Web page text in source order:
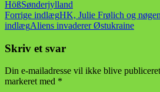
HößSønderjylland
Indlægsnavigation
Forrige indlægHK, Julie Frølich og
indlægAliens invaderer Østukraine
Skriv et svar
Din e-mailadresse vil ikke blive
markeret med *